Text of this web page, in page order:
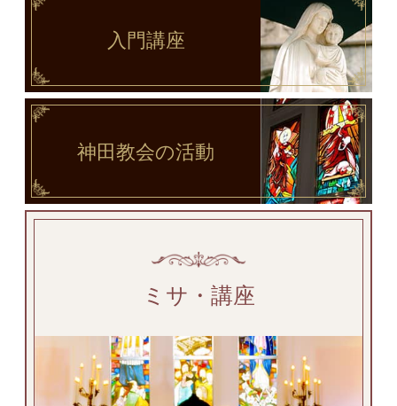
入門講座
神田教会の活動
ミサ・講座